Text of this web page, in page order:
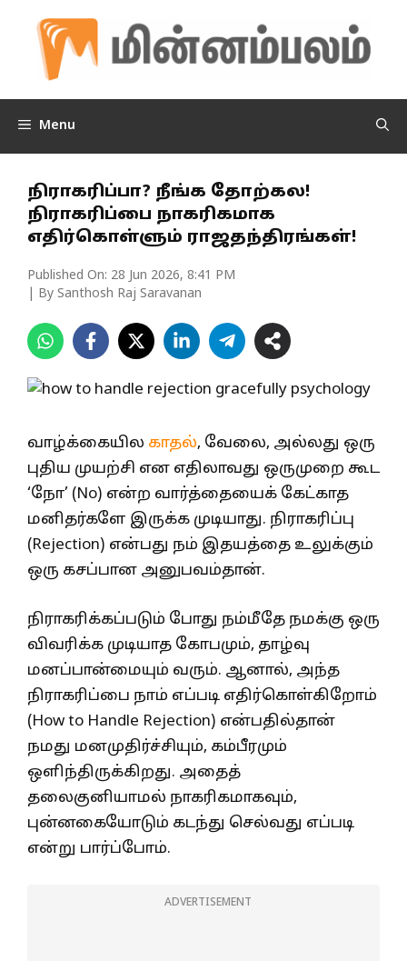
content
Menu
நிராகரிப்பா? நீங்க தோற்கல!
நிராகரிப்பை நாகரிகமாக
எதிர்கொள்ளும் ராஜதந்திரங்கள்!
Published On: 28 Jun 2026, 8:41 PM
| By Santhosh Raj Saravanan
வாழ்க்கையில காதல், வேலை, அல்லது ஒரு
புதிய முயற்சி என எதிலாவது ஒருமுறை கூட
‘நோ’ (No) என்ற வார்த்தையைக் கேட்காத
மனிதர்களே இருக்க முடியாது. நிராகரிப்பு
(Rejection) என்பது நம் இதயத்தை உலுக்கும்
ஒரு கசப்பான அனுபவம்தான்.
நிராகரிக்கப்படும் போது நம்மீதே நமக்கு ஒரு
விவரிக்க முடியாத கோபமும், தாழ்வு
மனப்பான்மையும் வரும். ஆனால், அந்த
நிராகரிப்பை நாம் எப்படி எதிர்கொள்கிறோம்
(How to Handle Rejection) என்பதில்தான்
நமது மனமுதிர்ச்சியும், கம்பீரமும்
ஒளிந்திருக்கிறது. அதைத்
தலைகுனியாமல் நாகரிகமாகவும்,
புன்னகையோடும் கடந்து செல்வது எப்படி
என்று பார்ப்போம்.
ADVERTISEMENT